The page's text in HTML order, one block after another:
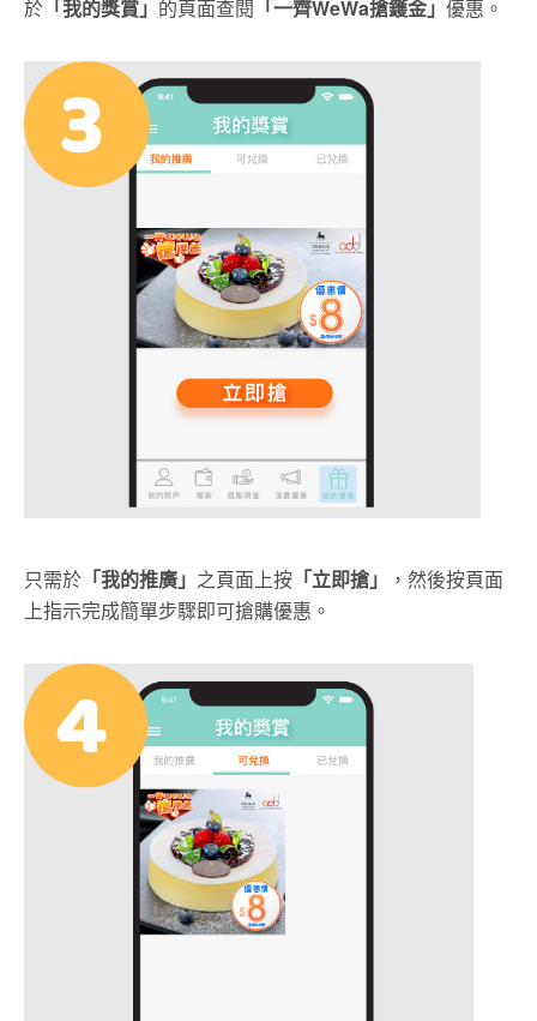
於 「我的獎賞」 的頁面查閱 「一齊WeWa搶鑊金」 優惠。
只需於 「我的推廣」 之頁面上按 「立即搶」
，然後按頁面
上指示完成簡單步驟即可搶購優惠。